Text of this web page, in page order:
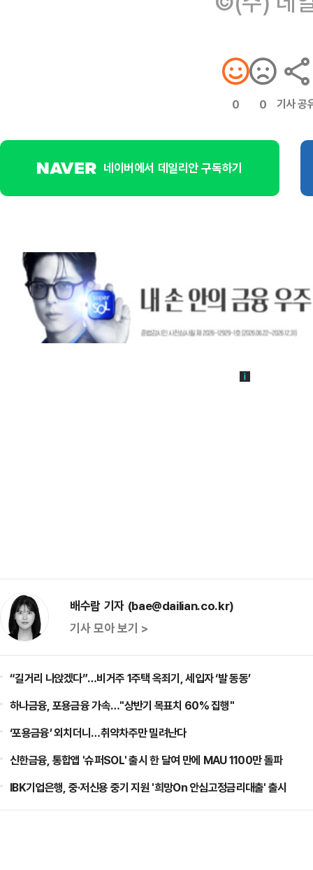
0 0 기사 공
네이버에서 데일리안 구독하기
배수람 기자 (bae@dailian.co.kr)
기사 모아 보기 >
“길거리 나앉겠다”…비거주 1주택 옥죄기, 세입자 ‘발 동동’
하나금융, 포용금융 가속…"상반기 목표치 60% 집행"
‘포용금융’ 외치더니…취약차주만 밀려난다
신한금융, 통합앱 '슈퍼SOL' 출시 한 달여 만에 MAU 1100만 돌파
IBK기업은행, 중·저신용 중기 지원 '희망On 안심고정금리대출' 출시